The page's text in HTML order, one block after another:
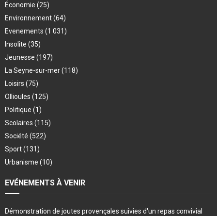
Économie (25)
Environnement(64)
Evenements (1 031)
Insolite (35)
Jeunesse (197)
La Seyne-sur-mer(118)
Loisirs (75)
Ollioules (125)
Politique (1)
Scolaires (115)
Société (522)
Sport(131)
Urbanisme (10)
EVÉNEMENTS À VENIR
Démonstration de joutes provençales suivies d'un repas convivial